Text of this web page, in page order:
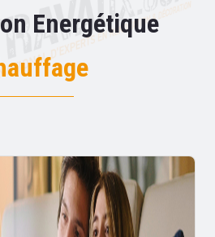
Energétique